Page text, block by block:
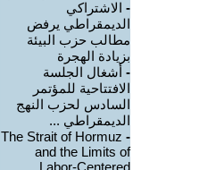
- الاشتراكي
الديمقراطي يرفض
مطالب حزب البيئة
بزيادة الهجرة
- أشغال الجلسة
الافتتاحية للمؤتمر
السادس لحزب النهج
الديمقراطي ...
-
The Strait of Hormuz
and the Limits of
Labor-Centered